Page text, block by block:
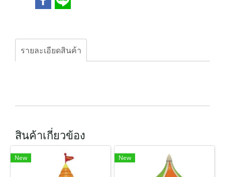
รายละเอียดสินค้า
สินค้าเกี่ยวข้อง
New New